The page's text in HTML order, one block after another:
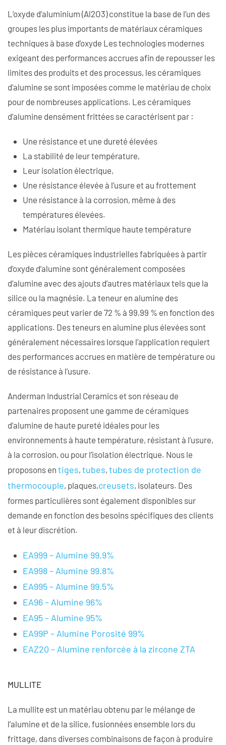
L’oxyde d’aluminium (Al2O3) constitue la base de l’un des
groupes les plus importants de matériaux céramiques
techniques à base d’oxyde Les technologies modernes
exigeant des performances accrues afin de repousser les
limites des produits et des processus, les céramiques
d’alumine se sont imposées comme le matériau de choix
pour de nombreuses applications. Les céramiques
d’alumine densément frittées se caractérisent par :
Une résistance et une dureté élevées
La stabilité de leur température,
Leur isolation électrique,
Une résistance élevée à l’usure et au frottement
Une résistance à la corrosion, même à des
températures élevées.
Matériau isolant thermique haute température
Les pièces céramiques industrielles fabriquées à partir
d’oxyde d’alumine sont généralement composées
d’alumine avec des ajouts d’autres matériaux tels que la
silice ou la magnésie. La teneur en alumine des
céramiques peut varier de 72 % à 99,99 % en fonction des
applications. Des teneurs en alumine plus élevées sont
généralement nécessaires lorsque l’application requiert
des performances accrues en matière de température ou
de résistance à l’usure.
Anderman Industrial Ceramics et son réseau de
partenaires proposent une gamme de céramiques
d’alumine de haute pureté idéales pour les
environnements à haute température, résistant à l’usure,
à la corrosion, ou pour l’isolation électrique. Nous le
proposons en tiges, tubes, tubes de protection de
thermocouple, plaques,creusets, isolateurs. Des
formes particulières sont également disponibles sur
demande en fonction des besoins spécifiques des clients
et à leur discrétion.
EA999 – Alumine 99.9%
EA998 – Alumine 99.8%
EA995 – Alumine 99.5%
EA96 – Alumine 96%
EA95 – Alumine 95%
EA99P – Alumine Porosité 99%
EAZ20 – Alumine renforcée à la zircone ZTA
MULLITE
La mullite est un matériau obtenu par le mélange de
l’alumine et de la silice, fusionnées ensemble lors du
frittage, dans diverses combinaisons de façon à produire